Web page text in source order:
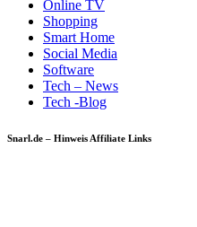
Online TV
Shopping
Smart Home
Social Media
Software
Tech – News
Tech -Blog
Snarl.de – Hinweis Affiliate Links